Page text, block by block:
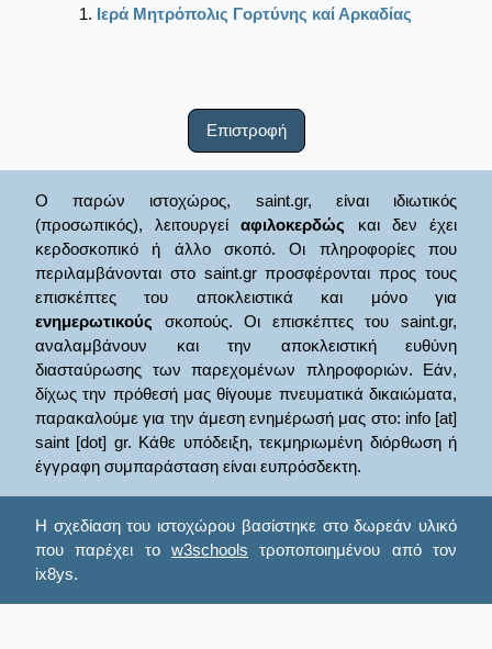
Ιερά Μητρόπολις Γορτύνης καί Αρκαδίας
Επιστροφή
Ο παρών ιστοχώρος, saint.gr, είναι ιδιωτικός
(προσωπικός), λειτουργείαφιλοκερδώς και δεν έχει
κερδοσκοπικό ή άλλο σκοπό. Οι πληροφορίες που
περιλαμβάνονται στο saint.gr προσφέρονται προς τους
επισκέπτες του αποκλειστικά και μόνο για
ενημερωτικούς σκοπούς. Οι επισκέπτες του saint.gr,
αναλαμβάνουν και την αποκλειστική ευθύνη
διασταύρωσης των παρεχομένων πληροφοριών. Εάν,
δίχως την πρόθεσή μας θίγουμε πνευματικά δικαιώματα,
παρακαλούμε για την άμεση ενημέρωσή μας στο: info [at]
saint [dot] gr. Κάθε υπόδειξη, τεκμηριωμένη διόρθωση ή
έγγραφη συμπαράσταση είναι ευπρόσδεκτη.
Η σχεδίαση του ιστοχώρου βασίστηκε στο δωρεάν υλικό
που παρέχει το w3schools τροποποιημένου από τον
ix8ys.